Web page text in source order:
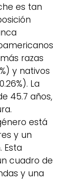
es tan
razas
y nativos
La
45.7 años,
está
y un
Esta
cuadro de
y una